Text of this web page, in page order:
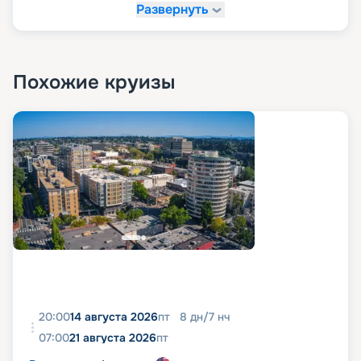
для мужчин. Последние могут быть арендованы
«Круиз.онлайн»
Чтобы приобрести путевку в круиз вашей мечты
в 2026 - 2027 г. на сайте «Круиз.онлайн»,
достаточно выбрать желаемый вариант лайнера
и направление, а также изучить схему и план
палуб, расписание, описание, характеристики и
маршрут корабля. Затем можно выбрать
подходящий вариант, почитать отзывы клиентов,
посмотреть фото, узнать цену и оформить
путевку в режиме онлайн. С учетом раннего
Развернуть
Похожие круизы
20:0014 августа 2026пт 8 дн/7 нч
07:0021 августа 2026пт